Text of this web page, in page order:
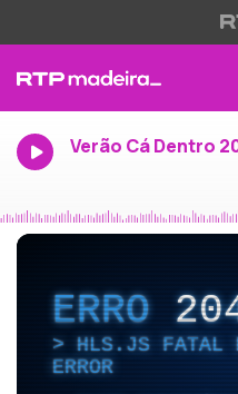
Verão Cá Dentro
ERRO
HLS.JS FATAL
ERROR